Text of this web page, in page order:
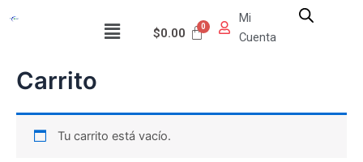
Menú $0.00
Mi
Cuenta
Carrito
Tu carrito está vacío.